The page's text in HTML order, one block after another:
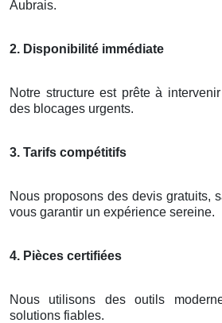
Aubrais.
2. Disponibilité immédiate
Notre structure est prête à
des blocages urgents.
3. Tarifs compétitifs
Nous proposons des devis gratuits,
vous garantir un expérience sereine.
4. Pièces certifiées
Nous utilisons des outils
solutions fiables.